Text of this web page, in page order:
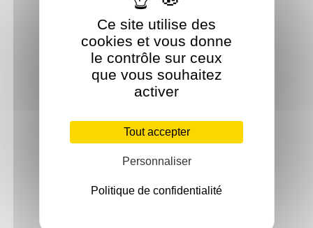
Ce site utilise des
cookies et vous donne
le contrôle sur ceux
que vous souhaitez
activer
Tout accepter
Personnaliser
Politique de confidentialité